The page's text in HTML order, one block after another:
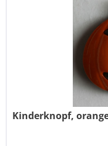
Kinderknopf,